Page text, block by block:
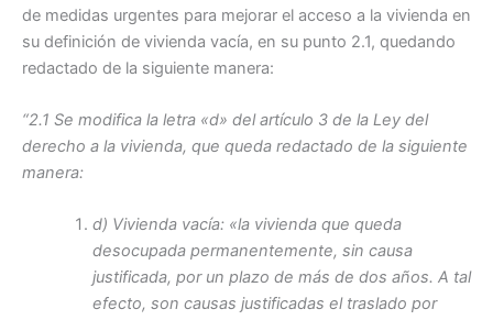
de medidas urgentes para mejorar el acceso a la vivienda en
su definición de vivienda vacía, en su punto 2.1, quedando
redactado de la siguiente manera:
“2.1 Se modifica la letra «d» del artículo 3 de la Ley del
derecho a la vivienda, que queda redactado de la siguiente
manera:
d) Vivienda vacía: «la vivienda que queda
desocupada permanentemente, sin causa
justificada, por un plazo de más de dos años. A tal
efecto, son causas justificadas el traslado por